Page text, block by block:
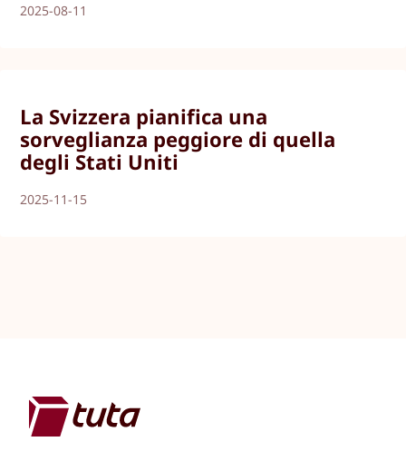
2025-08-11
La Svizzera pianifica una
sorveglianza peggiore di quella
degli Stati Uniti
2025-11-15